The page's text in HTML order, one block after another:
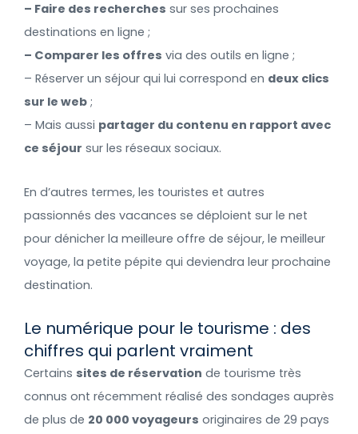
– Faire des recherches sur ses prochaines
destinations en ligne ;
– Comparer les offres via des outils en ligne ;
– Réserver un séjour qui lui correspond en deux clics
sur le web ;
– Mais aussi partager du contenu en rapport avec
ce séjour sur les réseaux sociaux.
En d’autres termes, les touristes et autres
passionnés des vacances se déploient sur le net
pour dénicher la meilleure offre de séjour, le meilleur
voyage, la petite pépite qui deviendra leur prochaine
destination.
Le numérique pour le tourisme : des
chiffres qui parlent vraiment
Certains sites de réservation de tourisme très
connus ont récemment réalisé des sondages auprès
de plus de 20 000 voyageurs originaires de 29 pays